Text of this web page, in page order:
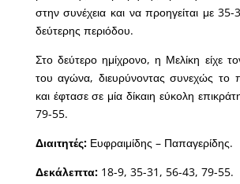
στην συνέχεια και να προηγείται με
δεύτερης περιόδου.
Στο δεύτερο ημίχρονο, η Μελίκη είχε
του αγώνα, διευρύνοντας συνεχώς το
και έφτασε σε μία δίκαιη εύκολη
79-55.
Διαιτητές:Ευφραιμίδης – Παπαγερίδης.
Δεκάλεπτα:18-9, 35-31, 56-43, 79-55.